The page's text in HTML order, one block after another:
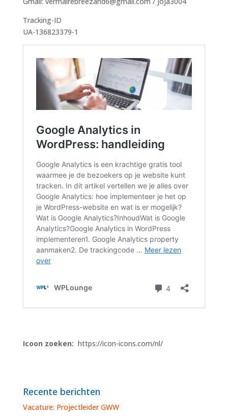
Tracking-ID
UA-136823379-1
Icoon zoeken: https://icon-icons.com/nl/
Recente berichten
Vacature: Projectleider GWW